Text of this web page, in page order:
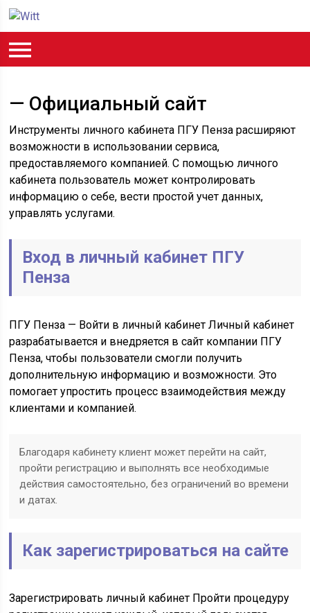
— Официальный сайт
Инструменты личного кабинета ПГУ Пенза расширяют
возможности в использовании сервиса,
предоставляемого компанией. С помощью личного
кабинета пользователь может контролировать
информацию о себе, вести простой учет данных,
управлять услугами.
Вход в личный кабинет ПГУ
Пенза
ПГУ Пенза — Войти в личный кабинет Личный кабинет
разрабатывается и внедряется в сайт компании ПГУ
Пенза, чтобы пользователи смогли получить
дополнительную информацию и возможности. Это
помогает упростить процесс взаимодействия между
клиентами и компанией.
Благодаря кабинету клиент может перейти на сайт,
пройти регистрацию и выполнять все необходимые
действия самостоятельно, без ограничений во времени
и датах.
Как зарегистрироваться на сайте
Зарегистрировать личный кабинет Пройти процедуру